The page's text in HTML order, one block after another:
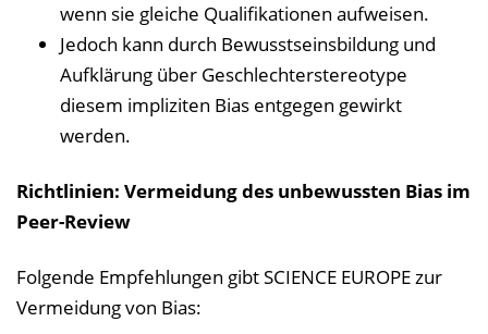
wenn sie gleiche Qualifikationen aufweisen.
Jedoch kann durch Bewusstseinsbildung und
Aufklärung über Geschlechterstereotype
diesem impliziten Bias entgegen gewirkt
werden.
Richtlinien: Vermeidung des unbewussten Bias im
Peer-Review
Folgende Empfehlungen gibt SCIENCE EUROPE zur
Vermeidung von Bias: